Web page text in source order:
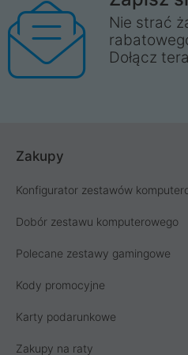
Nie strać
Dołącz
Zakupy
Konfigurator zestawów
Dobór zestawu komputerowego
Polecane zestawy gamingowe
Kody promocyjne
Karty podarunkowe
Zakupy na raty